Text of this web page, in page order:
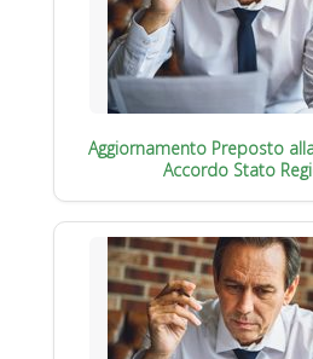
Aggiornamento Preposto
Accordo Stato